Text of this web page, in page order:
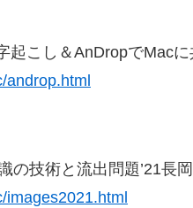
起こし＆AnDropでMacに
androp.html
の技術と流出問題’21長
images2021.html